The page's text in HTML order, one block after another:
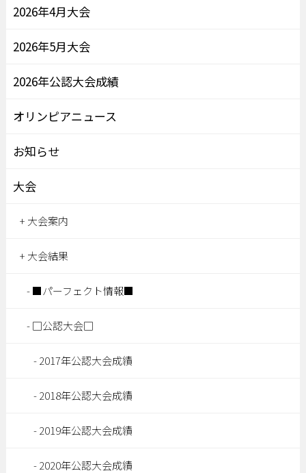
2026年4月大会
2026年5月大会
2026年公認大会成績
オリンピアニュース
お知らせ
大会
大会案内
大会結果
■パーフェクト情報■
□公認大会□
2017年公認大会成績
2018年公認大会成績
2019年公認大会成績
2020年公認大会成績